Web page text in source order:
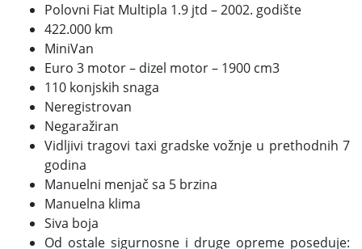
Polovni Fiat Multipla 1.9 jtd –2002. godište
422.000 km
MiniVan
Euro 3 motor – dizel motor – 1900 cm3
110 konjskih snaga
Neregistrovan
Negaražiran
Vidljivi tragovi taxi gradske vožnje u prethodnih 7
godina
Manuelni menjač sa 5 brzina
Manuelna klima
Siva boja
Od ostale sigurnosne i druge opreme poseduje: